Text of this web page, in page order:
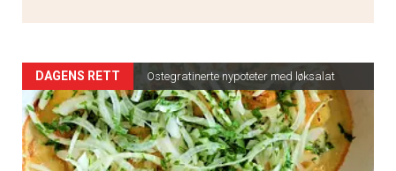
Artikler
detail
-
DAGENS RETT Ostegratinerte nypoteter med løksalat